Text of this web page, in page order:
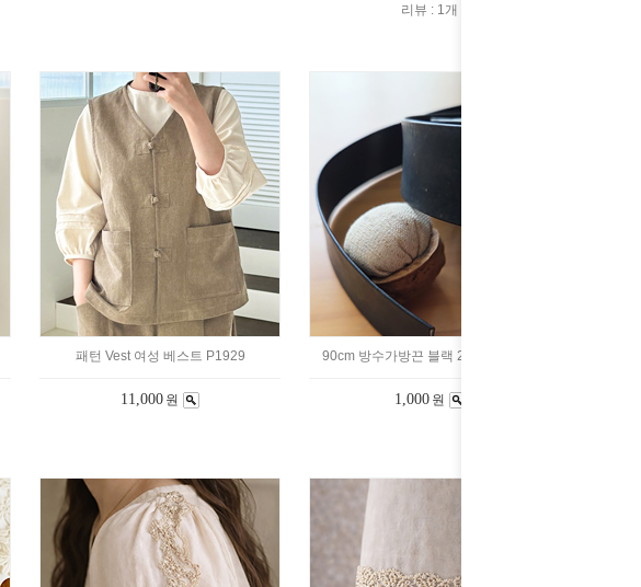
리뷰 : 1개
패턴 Vest 여성 베스트 P1929
11,000 원
90cm 방수가방끈 블랙 2cm 2235911
1,000 원